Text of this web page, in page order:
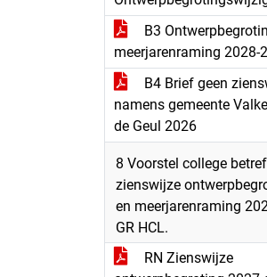
B3
meerjarenraming 2028-
B4 Brief geen
namens gemeente
de Geul 2026
8 Voorstel college
zienswijze
en meerjarenraming
GR HCL.
RN Zienswijze